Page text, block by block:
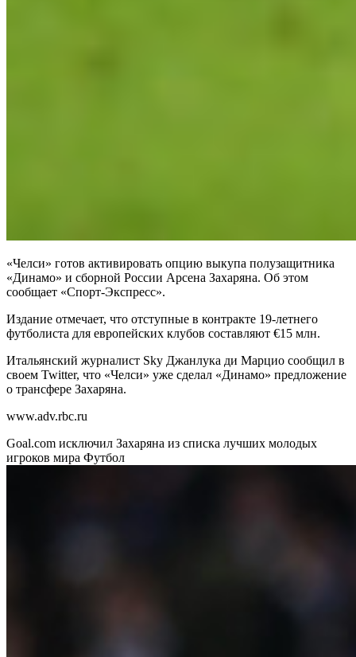
«Челси» готов активировать опцию выкупа полузащитника
«Динамо» и сборной России Арсена Захаряна. Об этом
сообщает «Спорт-Экспресс».
Издание отмечает, что отступные в контракте 19-летнего
футболиста для европейских клубов составляют €15 млн.
Итальянский журналист Sky Джанлука ди Марцио сообщил в
своем Twitter, что «Челси» уже сделал «Динамо» предложение
о трансфере Захаряна.
www.adv.rbc.ru
Goal.com исключил Захаряна из списка лучших молодых
игроков мира Футбол